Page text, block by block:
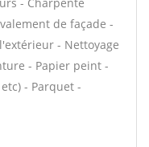
de façade -
- Nettoyage
- Papier peint -
- Parquet -